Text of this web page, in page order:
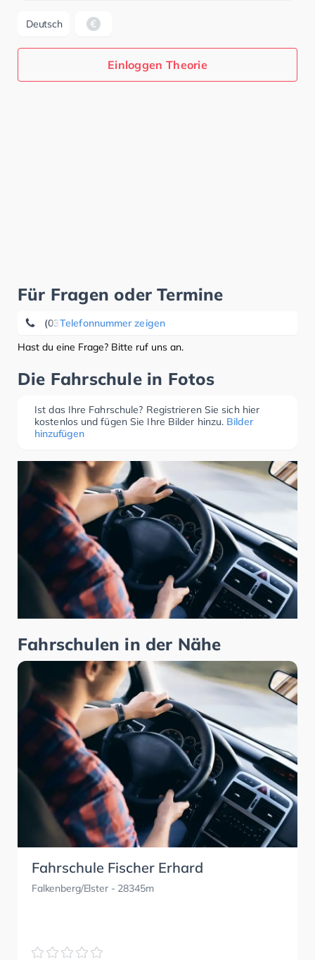
Deutsch
Einloggen Theorie
Für Fragen oder Termine
Telefonnummer zeigen
(035362) 63 53
Hast du eine Frage? Bitte ruf uns an.
Die Fahrschule in Fotos
Ist das Ihre Fahrschule? Registrieren Sie sich hier
kostenlos und fügen Sie Ihre Bilder hinzu. Bilder
hinzufügen
Fahrschulen in der Nähe
Fahrschule Fischer Erhard
Falkenberg/Elster- 28345m